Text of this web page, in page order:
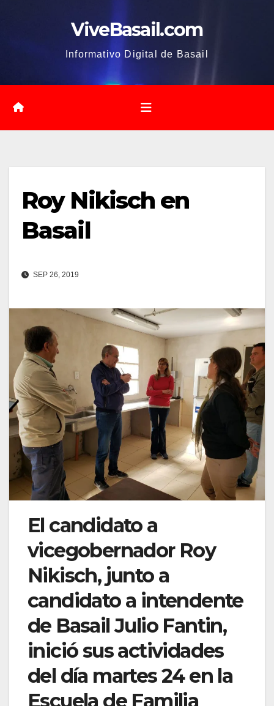
ViveBasail.com
Informativo Digital de Basail
Roy Nikisch en
Basail
SEP 26, 2019
El candidato a
vicegobernador Roy
Nikisch, junto a
candidato a intendente
de Basail Julio Fantin,
inició sus actividades
del día martes 24 en la
Escuela de Familia